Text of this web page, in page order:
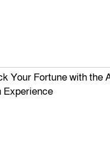
Your Fortune with the
Experience